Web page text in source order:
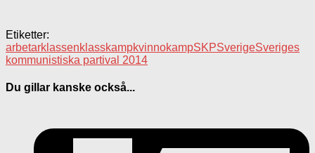
Etiketter:
arbetarklassenklasskampkvinnokampSKPSverigeSveriges
kommunistiska partival 2014
Du gillar kanske också...